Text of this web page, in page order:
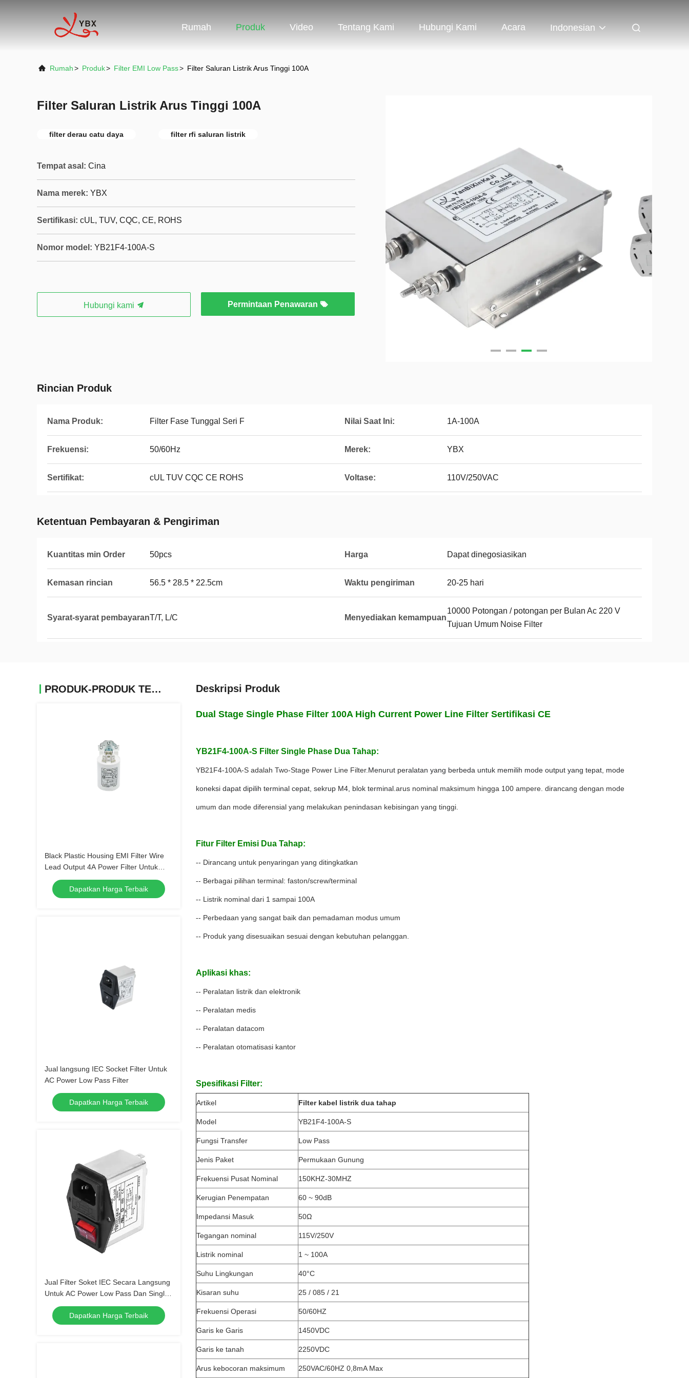
Rumah Produk Video Tentang Kami Hubungi Kami Acara Indonesian
Rumah> Produk> Filter EMI Low Pass> Filter Saluran Listrik Arus Tinggi 100A
Filter Saluran Listrik Arus Tinggi 100A
filter derau catu daya filter rfi saluran listrik
Tempat asal: Cina
Nama merek: YBX
Sertifikasi: cUL, TUV, CQC, CE, ROHS
Nomor model: YB21F4-100A-S
Hubungi kami Permintaan Penawaran
Rincian Produk
Nama Produk: Filter Fase Tunggal Seri F Nilai Saat Ini: 1A-100A
Frekuensi: 50/60Hz Merek: YBX
Sertifikat: cUL TUV CQC CE ROHS Voltase: 110V/250VAC
Ketentuan Pembayaran & Pengiriman
Kuantitas min Order 50pcs Harga Dapat dinegosiasikan
Kemasan rincian 56.5 * 28.5 * 22.5cm Waktu pengiriman 20-25 hari
Syarat-syarat pembayaranT/T, L/C Menyediakan kemampuan
10000 Potongan / potongan per Bulan Ac 220 V
Tujuan Umum Noise Filter
PRODUK-PRODUK TERKAIT
Black Plastic Housing EMI Filter Wire
Lead Output 4A Power Filter Untuk
Peralatan Rumah
Dapatkan Harga Terbaik
Jual langsung IEC Socket Filter Untuk
AC Power Low Pass Filter
Dapatkan Harga Terbaik
Jual Filter Soket IEC Secara Langsung
Untuk AC Power Low Pass Dan Single-
Phase EMI Filtering
Dapatkan Harga Terbaik
Deskripsi Produk
Dual Stage Single Phase Filter 100A High Current Power Line Filter Sertifikasi CE
YB21F4-100A-S Filter Single Phase Dua Tahap:
YB21F4-100A-S adalah Two-Stage Power Line Filter. Menurut peralatan yang berbeda untuk memilih mode output yang tepat, mode
koneksi dapat dipilih terminal cepat, sekrup M4, blok terminal. arus nominal maksimum hingga 100 ampere. dirancang dengan mode
umum dan mode diferensial yang melakukan penindasan kebisingan yang tinggi.
Fitur Filter Emisi Dua Tahap:
-- Dirancang untuk penyaringan yang ditingkatkan
-- Berbagai pilihan terminal: faston/screw/terminal
-- Listrik nominal dari 1 sampai 100A
-- Perbedaan yang sangat baik dan pemadaman modus umum
-- Produk yang disesuaikan sesuai dengan kebutuhan pelanggan.
Aplikasi khas:
-- Peralatan listrik dan elektronik
-- Peralatan medis
-- Peralatan datacom
-- Peralatan otomatisasi kantor
Spesifikasi Filter:
Artikel Filter kabel listrik dua tahap
Model YB21F4-100A-S
Fungsi Transfer Low Pass
Jenis Paket Permukaan Gunung
Frekuensi Pusat Nominal 150KHZ-30MHZ
Kerugian Penempatan 60 ~ 90dB
Impedansi Masuk 50Ω
Tegangan nominal 115V/250V
Listrik nominal 1 ~ 100A
Suhu Lingkungan 40°C
Kisaran suhu 25 / 085 / 21
Frekuensi Operasi 50/60HZ
Garis ke Garis 1450VDC
Garis ke tanah 2250VDC
Arus kebocoran maksimum 250VAC/60HZ 0,8mA Max